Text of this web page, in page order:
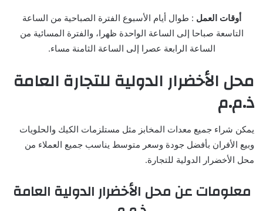
أوقات العمل : طوال أيام الأسبوع الفترة الصباحية من الساعة
التاسعة صباحا إلى الساعة الواحدة ظهرا، والفترة المسائية من
الساعة الرابعة عصرا إلى الساعة الثامنة مساء.
محل الأخضرار الدولية للتجارة العامة
ذ.م.م
يمكن شراء جميع معدات المخابز مثل مستلزمات الكيك والحلويات
وبيع الأفران بأفضل جودة وسعر متوسط يناسب جميع العملاء من
محل الأخضرار الدولية للتجارة.
معلومات عن محل الأخضرار الدولية العامة